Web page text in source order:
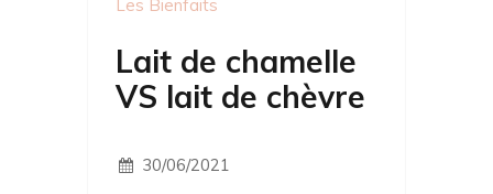
Les Bienfaits
Lait de chamelle
VS lait de chèvre
30/06/2021